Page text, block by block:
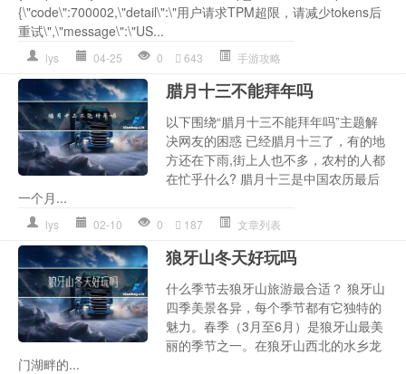
{\"code\":700002,\"detail\":\"用户请求TPM超限，请减少tokens后
重试\",\"message\":\"US...
lys 04-25 0 643 手游攻略
腊月十三不能拜年吗
以下围绕“腊月十三不能拜年吗”主题解
决网友的困惑 已经腊月十三了，有的地
方还在下雨,街上人也不多，农村的人都
在忙乎什么? 腊月十三是中国农历最后
一个月...
lys 02-10 0 187 文章列表
狼牙山冬天好玩吗
什么季节去狼牙山旅游最合适？ 狼牙山
四季美景各异，每个季节都有它独特的
魅力。春季（3月至6月）是狼牙山最美
丽的季节之一。在狼牙山西北的水乡龙
门湖畔的...